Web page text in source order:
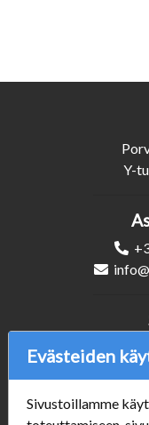
Y-
Evästeiden
Sivustoillamme